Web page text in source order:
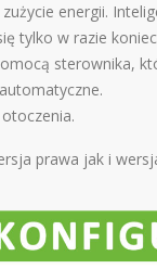
energii.
tylko w razie
sterownika,
prawa jak i